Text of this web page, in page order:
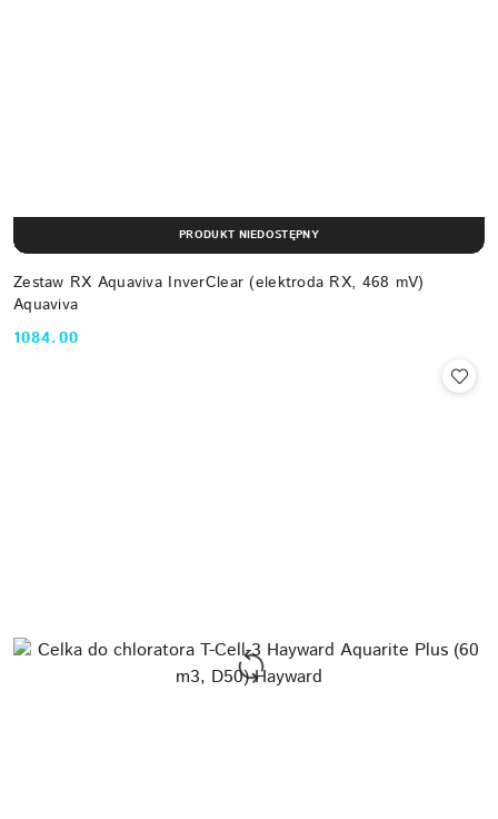
Zestaw RX Aquaviva InverClear (elektroda RX, 468 mV)
Aquaviva
Cena:
1084.00
PRODUKT NIEDOSTĘPNY